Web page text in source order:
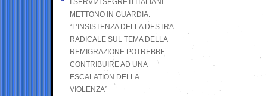
I SERVIZI SEGRETI ITALIANI
METTONO IN GUARDIA:
“L’INSISTENZA DELLA DESTRA
RADICALE SUL TEMA DELLA
REMIGRAZIONE POTREBBE
CONTRIBUIRE AD UNA
ESCALATION DELLA
VIOLENZA”